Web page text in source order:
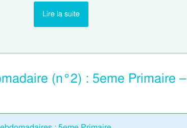
Lire la suite
(n°2) : 5eme Primaire –